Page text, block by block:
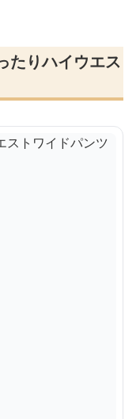
たりハイウエス